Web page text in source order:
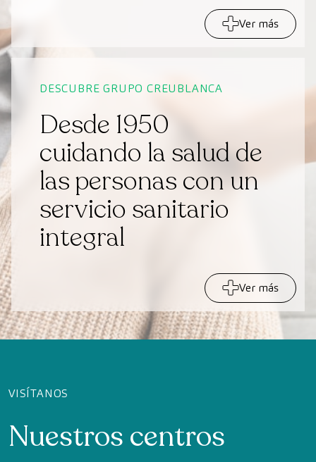
Ver más
DESCUBRE GRUPO CREUBLANCA
Desde 1950
cuidando la salud de
las personas con un
servicio sanitario
integral
Ver más
VISÍTANOS
Nuestros centros